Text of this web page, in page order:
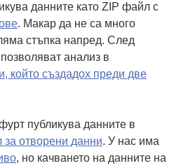
данните като ZIP файл с
. Макар да не са много
стъпка напред. След
анализ в
който създадох преди две
публикува данните в
за отворени данни. У нас има
, но качването на данните на